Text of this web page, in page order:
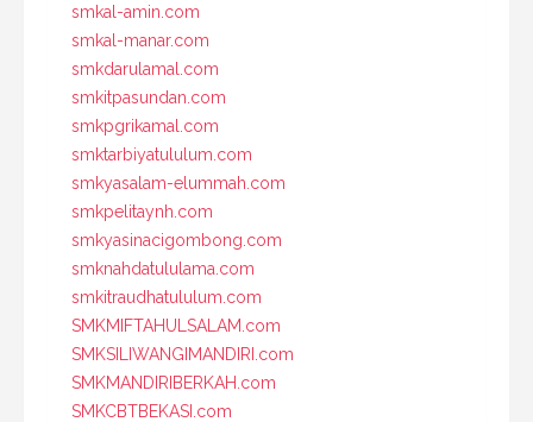
smkal-amin.com
smkal-manar.com
smkdarulamal.com
smkitpasundan.com
smkpgrikamal.com
smktarbiyatululum.com
smkyasalam-elummah.com
smkpelitaynh.com
smkyasinacigombong.com
smknahdatululama.com
smkitraudhatululum.com
SMKMIFTAHULSALAM.com
SMKSILIWANGIMANDIRI.com
SMKMANDIRIBERKAH.com
SMKCBTBEKASI.com